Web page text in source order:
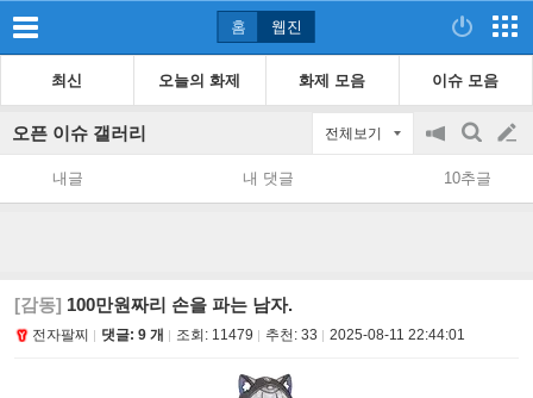
홈 웹진
최신 오늘의 화제 화제 모음 이슈 모음
오픈 이슈 갤러리 전체보기
공
지
on/off
검
색
글
쓰
내글 내 댓글 10추글
[감동] 100만원짜리 손을 파는 남자.
전자팔찌 댓글: 9 개 조회: 11479 추천: 33 2025-08-11 22:44:01